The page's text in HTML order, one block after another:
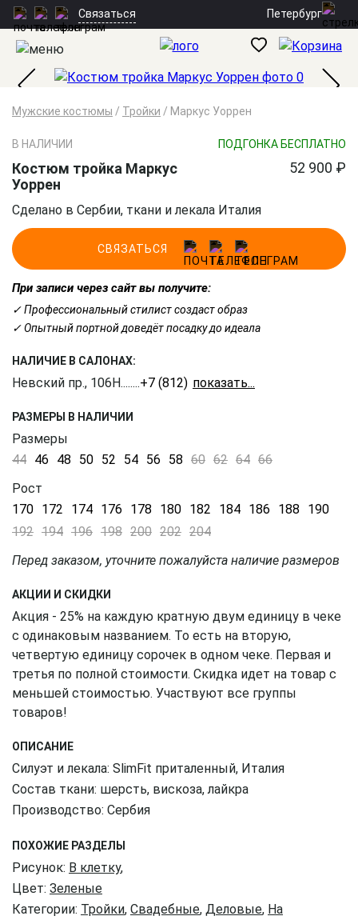
Связаться Петербург
Мужские костюмы / Тройки / Маркус Уоррен
В НАЛИЧИИ ПОДГОНКА БЕСПЛАТНО
Костюм тройка Маркус
Уоррен
52 900 ₽
Сделано в Сербии, ткани и лекала Италия
СВЯЗАТЬСЯ
При записи через сайт вы получите:
✓ Профессиональный стилист создаст образ
✓ Опытный портной доведёт посадку до идеала
НАЛИЧИЕ В САЛОНАХ:
Невский пр., 106Н........+7 (812) 309-16-55
РАЗМЕРЫ В НАЛИЧИИ
Размеры
44 46 48 50 52 54 56 58 60 62 64 66
Рост
170 172 174 176 178 180 182 184 186 188 190
192 194 196 198 200 202 204
Перед заказом, уточните пожалуйста наличие размеров
АКЦИИ И СКИДКИ
Акция - 25% на каждую кратную двум единицу в чеке
с одинаковым названием. То есть на вторую,
четвертую единицу сорочек в одном чеке. Первая и
третья по полной стоимости. Скидка идет на товар с
меньшей стоимостью. Участвуют все группы
товаров!
ОПИСАНИЕ
Силуэт и лекала: SlimFit приталенный, Италия
Состав ткани: шерсть, вискоза, лайкра
Производство: Сербия
ПОХОЖИЕ РАЗДЕЛЫ
Рисунок: В клетку,
Цвет: Зеленые
Категории: Тройки, Свадебные, Деловые, На